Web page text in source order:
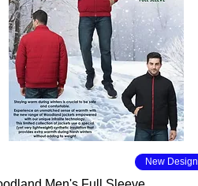
New Design